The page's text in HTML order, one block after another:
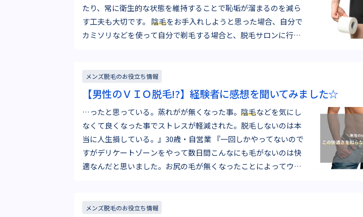
たり、常に衛生的な状態を維持することで恥垢が溜まるのを減ら
す工夫も大切です。 陰毛をお手入れしようと思った場合、自分で
カミソリなどを使って自分で剃毛する場合と、脱毛サロンに行
メンズ脱毛のお役立ち情報
【男性のＶＩＯ脱毛!?】経験者に感想を聞いてみました☆
…ったと思っている。蒸れがが無くなった事。 陰毛などを気にし
なくて良くなった事でストレスが軽減された。脱毛しないのは本
当に人生損している。』30歳・自営業 『一回しかやってないので
すがデリケートゾーンをやって数日間こんなにも毛がないのは快
適なんだと思いました。お尻の毛が無くなったことによってウォ
メンズ脱毛のお役立ち情報